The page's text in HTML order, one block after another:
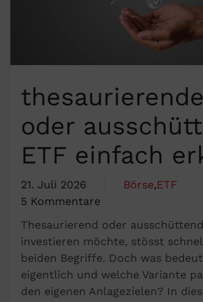
oder
ETF einfach
21. Juli 2026 Börse,ETF
5 Kommentare
zu
thesaurierender
ETF
oder
ausschüttender
ETF
Thesaurierend oder
investieren möchte, stösst
beiden Begriffe. Doch was
eigentlich und welche Variante
den eigenen Anlagezielen? In